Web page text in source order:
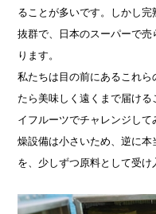
ることが多いです。しかし
抜群で、日本のスーパーで
ります。
私たちは目の前にあるこれ
たら美味しく遠くまで届け
イフルーツでチャレンジし
燥設備は小さいため、逆に
を、少しずつ原料として受け